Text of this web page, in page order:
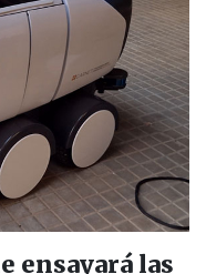
ensayará las